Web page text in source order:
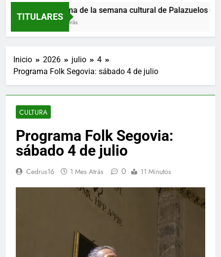
TITULARES
Programa de la semana cultural de Palazuelos de
5 Horas Atrás
Inicio 2026 julio
4
Programa Folk Segovia: sábado 4 de julio
CULTURA
Programa Folk Segovia:
sábado 4 de julio
Cedrus16 1 Mes Atrás 0 11 Minutos